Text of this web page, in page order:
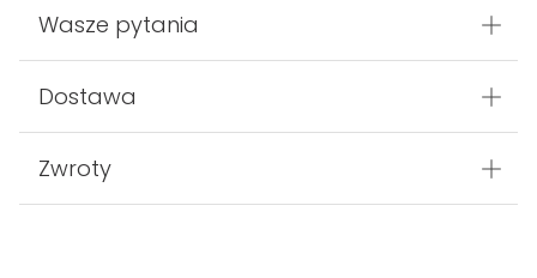
Wasze pytania
Dostawa
Zwroty